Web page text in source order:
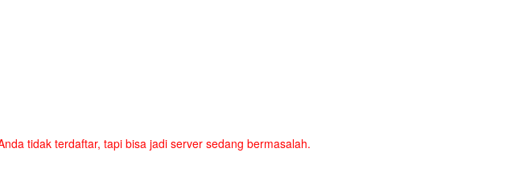
tidak terdaftar, tapi bisa jadi server sedang bermasalah.